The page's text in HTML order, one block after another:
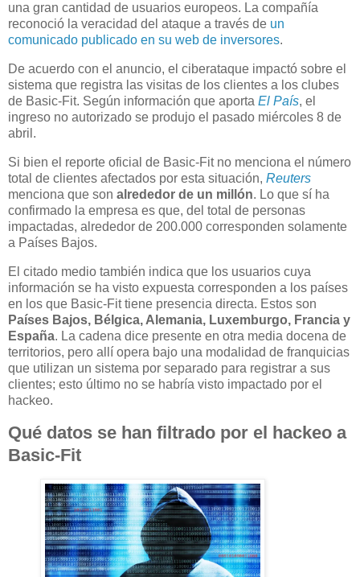
una gran cantidad de usuarios europeos. La compañía
reconoció la veracidad del ataque a través de un
comunicado publicado en su web de inversores.
De acuerdo con el anuncio, el ciberataque impactó sobre el
sistema que registra las visitas de los clientes a los clubes
de Basic-Fit. Según información que aporta El País, el
ingreso no autorizado se produjo el pasado miércoles 8 de
abril.
Si bien el reporte oficial de Basic-Fit no menciona el número
total de clientes afectados por esta situación, Reuters
menciona que son alrededor de un millón. Lo que sí ha
confirmado la empresa es que, del total de personas
impactadas, alrededor de 200.000 corresponden solamente
a Países Bajos.
El citado medio también indica que los usuarios cuya
información se ha visto expuesta corresponden a los países
en los que Basic-Fit tiene presencia directa. Estos son
Países Bajos, Bélgica, Alemania, Luxemburgo, Francia y
España. La cadena dice presente en otra media docena de
territorios, pero allí opera bajo una modalidad de franquicias
que utilizan un sistema por separado para registrar a sus
clientes; esto último no se habría visto impactado por el
hackeo.
Qué datos se han filtrado por el hackeo a
Basic-Fit